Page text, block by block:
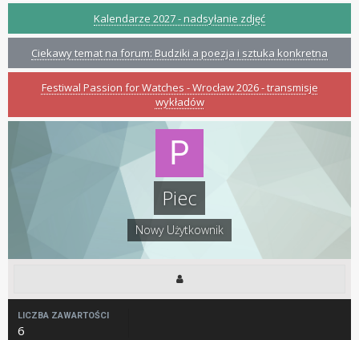
Kalendarze 2027 - nadsyłanie zdjęć
Ciekawy temat na forum: Budziki a poezja i sztuka konkretna
Festiwal Passion for Watches - Wrocław 2026 - transmisje
wykładów
Piec
Nowy Użytkownik
LICZBA ZAWARTOŚCI
6